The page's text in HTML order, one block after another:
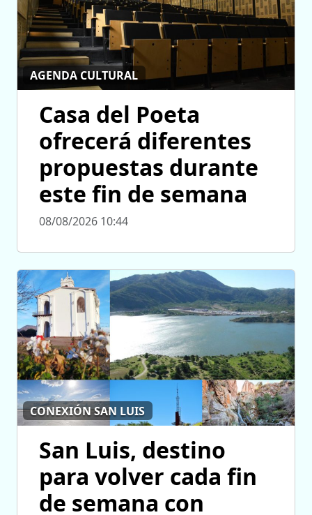
AGENDA CULTURAL
Casa del Poeta
ofrecerá diferentes
propuestas durante
este fin de semana
08/08/2026 10:44
CONEXIÓN SAN LUIS
San Luis, destino
para volver cada fin
de semana con